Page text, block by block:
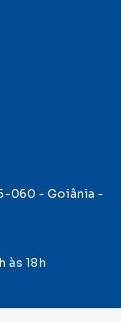
060 - Goiânia -
às 18h